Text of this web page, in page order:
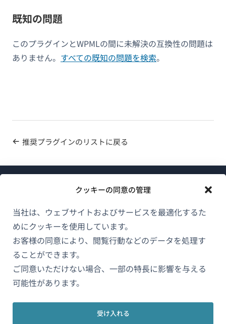
クッキーの同意の管理
当社は、ウェブサイトおよびサービスを最適化するた
めにクッキーを使用しています。
お客様の同意により、閲覧行動などのデータを処理す
ることができます。
ご同意いただけない場合、一部の特長に影響を与える
可能性があります。
受け入れる
既知の問題
このプラグインとWPMLの間に未解決の互換性の問題は
ありません。 すべての既知の問題を検索。
推奨プラグインのリストに戻る
WPMLについて
GDPRおよびプライバシーポリシー
チームに参加（新
し
い
し
い
し